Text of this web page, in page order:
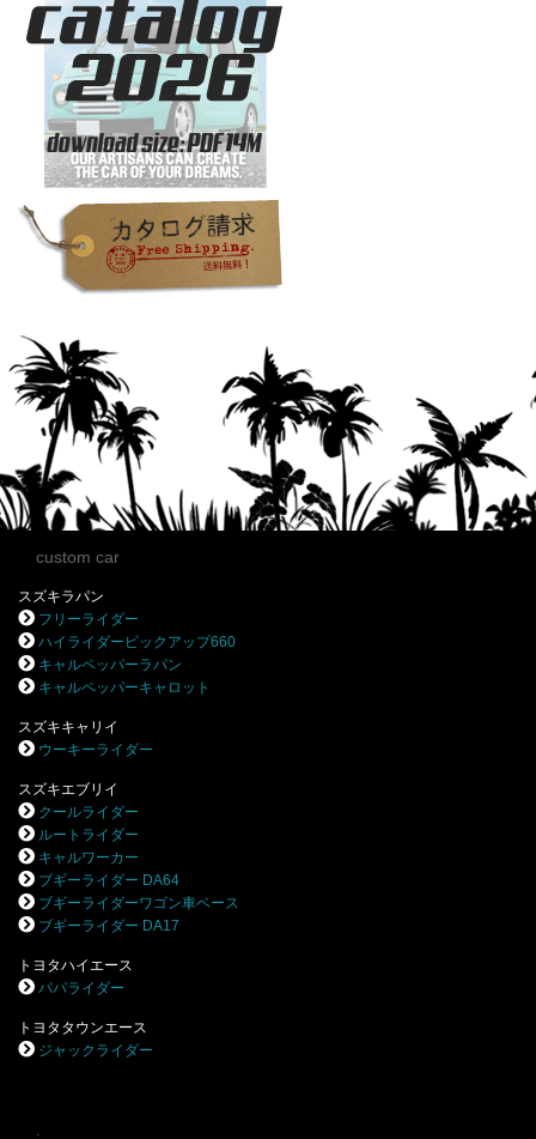
custom car
スズキラパン
フリーライダー
ハイライダーピックアップ660
キャルペッパーラパン
キャルペッパーキャロット
スズキキャリイ
ウーキーライダー
スズキエブリイ
クールライダー
ルートライダー
キャルワーカー
ブギーライダー DA64
ブギーライダーワゴン車ベース
ブギーライダー DA17
トヨタハイエース
パパライダー
トヨタタウンエース
ジャックライダー
.